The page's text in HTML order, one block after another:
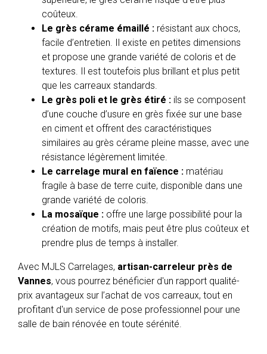
coûteux.
Le grès cérame émaillé :résistant aux chocs,
facile d’entretien. Il existe en petites dimensions
et propose une grande variété de coloris et de
textures. Il est toutefois plus brillant et plus petit
que les carreaux standards.
Le grès poli et le grès étiré :ils se composent
d’une couche d’usure en grès fixée sur une base
en ciment et offrent des caractéristiques
similaires au grès cérame pleine masse, avec une
résistance légèrement limitée.
Le carrelage mural en faïence :matériau
fragile à base de terre cuite, disponible dans une
grande variété de coloris.
La mosaïque : offre une large possibilité pour la
création de motifs, mais peut être plus coûteux et
prendre plus de temps à installer.
Avec MJLS Carrelages, artisan-carreleur près de
Vannes, vous pourrez bénéficier d'un rapport qualité-
prix avantageux sur l’achat de vos carreaux, tout en
profitant d'un service de pose professionnel pour une
salle de bain rénovée en toute sérénité.